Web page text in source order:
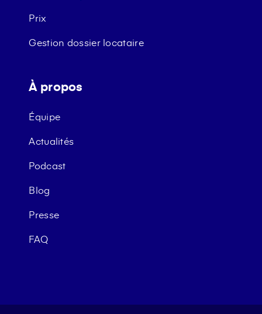
Prix
Gestion dossier locataire
À propos
Équipe
Actualités
Podcast
Blog
Presse
FAQ